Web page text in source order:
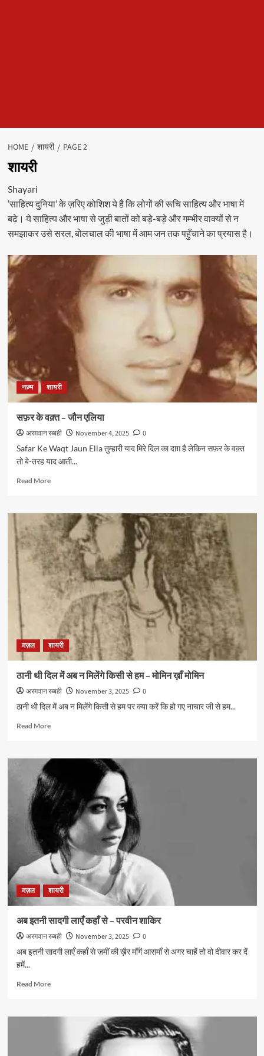
HOME शायरी PAGE 2
शायरी
Shayari
‘साहित्य दुनिया’ के ज़रिए कोशिश ये है कि लोगों की रूचि साहित्य और भाषा में
बढ़े। ये साहित्य और भाषा से जुड़ी बातों को बड़े-बड़े और गम्भीर वाक्यों से न
समझाकर उसे सरल, बोलचाल की भाषा में आम जन तक पहुँचाने का प्रयास है।
नज़्म शायरी
सफ़र के वक़्त – जौन एलिया
अरग़वान रब्बही November 4, 2025
0
Safar Ke Waqt Jaun Elia तुम्हारी याद मिरे दिल का दाग़ है लेकिन सफ़र के वक़्त
तो बे-तरह याद आती...
Read MoreRead
सफ़र
के
वक़्त
–
जौन
एलिया
ग़ज़ल शायरी
ठानी थी दिल में अब न मिलेंगे किसी से हम – मोमिन ख़ाँ मोमिन
अरग़वान रब्बही November 3, 2025
0
ठानी थी दिल में अब न मिलेंगे किसी से हम पर क्या करें कि हो गए नाचार जी से हम...
Read MoreRead
ठानी
दिल
में
अब
मिलेंगे
किसी
से
हम
–
मोमिन
ख़ाँ
ग़ज़ल शायरी
अब इतनी सादगी लाएँ कहाँ से – परवीन शाकिर
अरग़वान रब्बही November 3, 2025
0
अब इतनी सादगी लाएँ कहाँ से ज़मीं की ख़ैर माँगें आसमाँ से अगर चाहें तो वो दीवार कर दें
हमें...
Read MoreRead
अब